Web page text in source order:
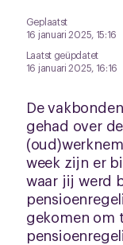
Geplaatst
16 januari 2025, 15:16
Laatst geüpdatet
16 januari 2025, 16:16
De
gehad over
week zijn er
waar jij werd
gekomen om